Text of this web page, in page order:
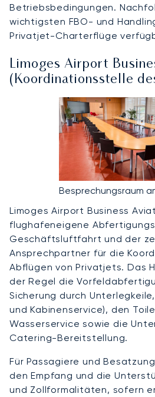
Betriebsbedingungen.
wichtigsten FBO- und
Privatjet-Charterflüge
Limoges Airport
(Koordinationsstelle
Besprechungsraum
Limoges Airport Business
flughafeneigene
Geschäftsluftfahrt und der
Ansprechpartner für die
Abflügen von Privatjets. Das
der Regel die
Sicherung durch
und Kabinenservice), den
Wasserservice sowie die
Catering-Bereitstellung.
Für Passagiere und
den Empfang und die
und Zollformalitäten, sofern